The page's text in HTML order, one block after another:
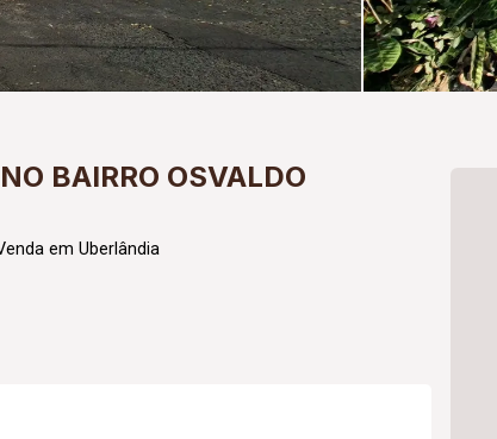
BAIRRO OSVALDO
em Uberlândia